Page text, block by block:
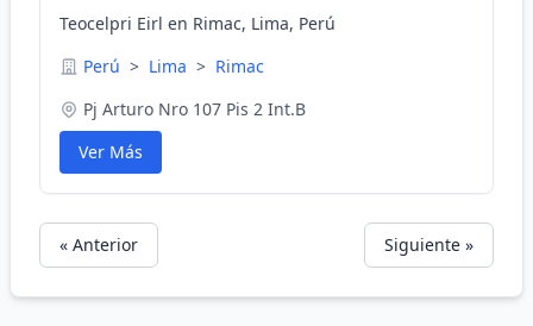
Teocelpri Eirl en Rimac, Lima, Perú
Perú > Lima > Rimac
Pj Arturo Nro 107 Pis 2 Int.B
Ver Más
« Anterior Siguiente »